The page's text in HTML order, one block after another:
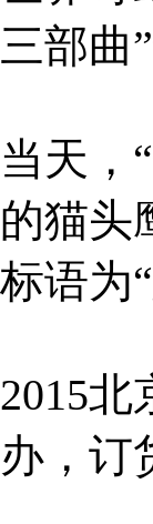
三部曲
当天，
的猫头
标语为
2015
办，订